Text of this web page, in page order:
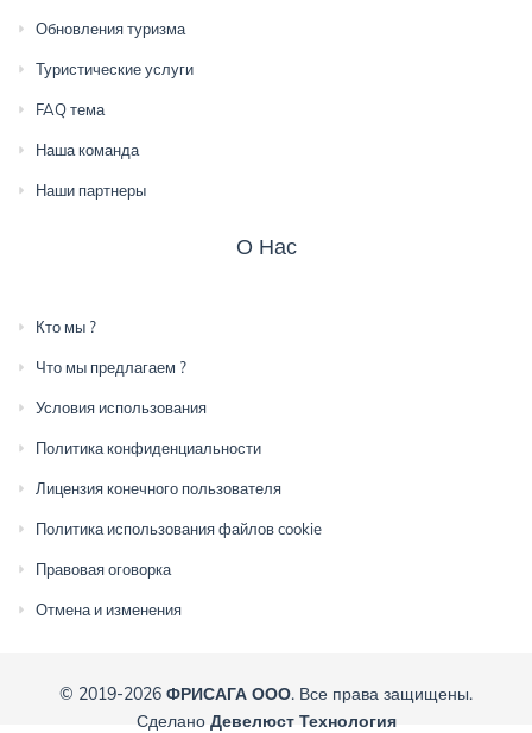
Обновления туризма
Туристические услуги
FAQ тема
Наша команда
Наши партнеры
О Нас
Кто мы ?
Что мы предлагаем ?
Условия использования
Политика конфиденциальности
Лицензия конечного пользователя
Политика использования файлов cookie
Правовая оговорка
Отмена и изменения
© 2019-2026 ФРИСАГА ООО. Все права защищены.
Сделано Девелюст Технология